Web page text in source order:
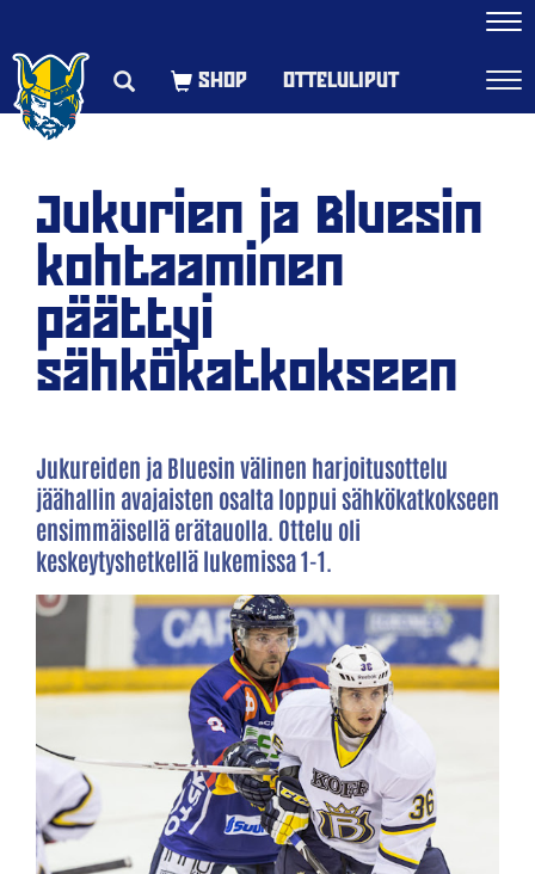
OTTELULIPUT
Jukurien ja Bluesin
kohtaaminen
päättyi
sähkökatkokseen
Jukureiden ja Bluesin välinen harjoitusottelu
jäähallin avajaisten osalta loppui sähkökatkokseen
ensimmäisellä erätauolla. Ottelu oli
keskeytyshetkellä lukemissa 1-1.